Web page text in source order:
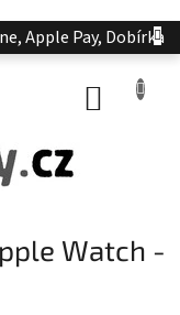
Apple Pay, Dobírka
Watch -